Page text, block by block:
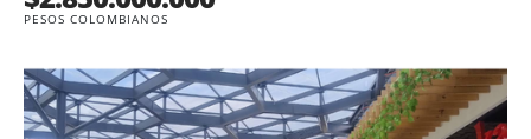
PESOS COLOMBIANOS